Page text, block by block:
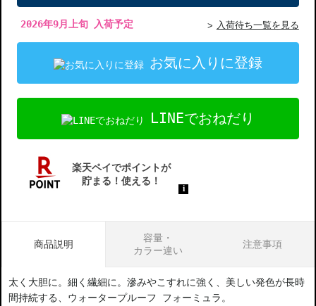
2026年9月上旬 入荷予定 入荷待ち一覧を見る
お気に入りに登録
LINEでおねだり
商品説明
容量・
カラー違い
注意事項
太く大胆に。細く繊細に。滲みやこすれに強く、美しい発色が長時
間持続する、ウォータープルーフ フォーミュラ。